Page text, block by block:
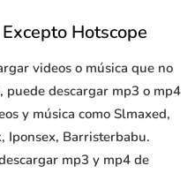
Hotscope
videos o música que no
puede descargar mp3 o mp4
y música como Slmaxed,
Iponsex, Barristerbabu.
mp3 y mp4 de